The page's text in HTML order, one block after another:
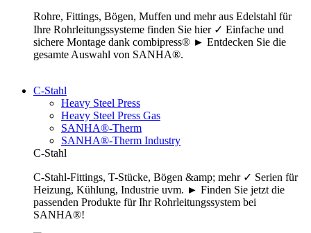
Rohre, Fittings, Bögen, Muffen und mehr aus Edelstahl für
Ihre Rohrleitungssysteme finden Sie hier ✓ Einfache und
sichere Montage dank combipress® ► Entdecken Sie die
gesamte Auswahl von SANHA®.
C-Stahl
Heavy Steel Press
Heavy Steel Press Gas
SANHA®-Therm
SANHA®-Therm Industry
C-Stahl
C-Stahl-Fittings, T-Stücke, Bögen &amp; mehr ✓ Serien für
Heizung, Kühlung, Industrie uvm. ► Finden Sie jetzt die
passenden Produkte für Ihr Rohrleitungssystem bei
SANHA®!